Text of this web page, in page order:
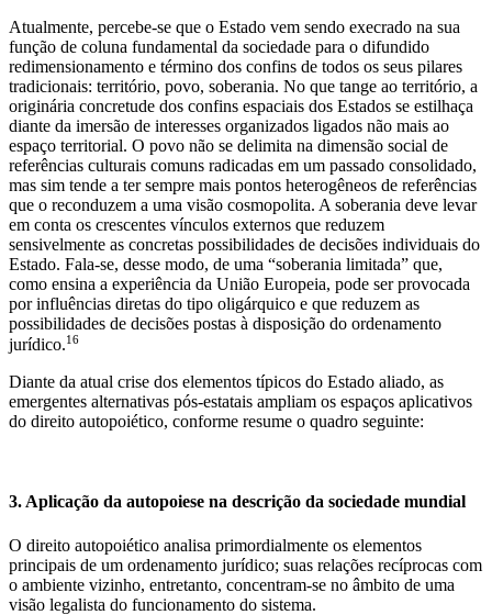
Atualmente, percebe-se que o Estado vem sendo execrado na sua
função de coluna fundamental da sociedade para o difundido
redimensionamento e término dos confins de todos os seus pilares
tradicionais: território, povo, soberania. No que tange ao território, a
originária concretude dos confins espaciais dos Estados se estilhaça
diante da imersão de interesses organizados ligados não mais ao
espaço territorial. O povo não se delimita na dimensão social de
referências culturais comuns radicadas em um passado consolidado,
mas sim tende a ter sempre mais pontos heterogêneos de referências
que o reconduzem a uma visão cosmopolita. A soberania deve levar
em conta os crescentes vínculos externos que reduzem
sensivelmente as concretas possibilidades de decisões individuais do
Estado. Fala-se, desse modo, de uma “soberania limitada” que,
como ensina a experiência da União Europeia, pode ser provocada
por influências diretas do tipo oligárquico e que reduzem as
possibilidades de decisões postas à disposição do ordenamento
jurídico.16
Diante da atual crise dos elementos típicos do Estado aliado, as
emergentes alternativas pós-estatais ampliam os espaços aplicativos
do direito autopoiético, conforme resume o quadro seguinte:
3. Aplicação da autopoiese na descrição da sociedade mundial
O direito autopoiético analisa primordialmente os elementos
principais de um ordenamento jurídico; suas relações recíprocas com
o ambiente vizinho, entretanto, concentram-se no âmbito de uma
visão legalista do funcionamento do sistema.